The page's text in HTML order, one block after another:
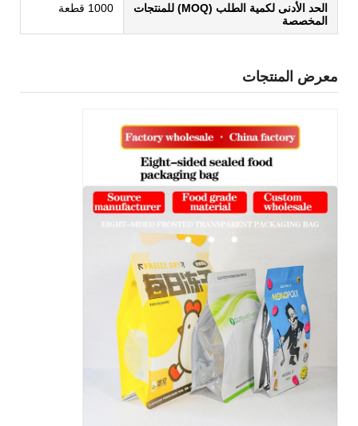
الحد الأدنى لكمية الطلب (MOQ) للمنتجات
المخصصة
1000 قطعة
معرض المنتجات